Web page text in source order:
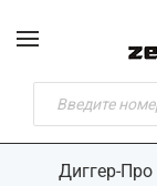
Диггер-